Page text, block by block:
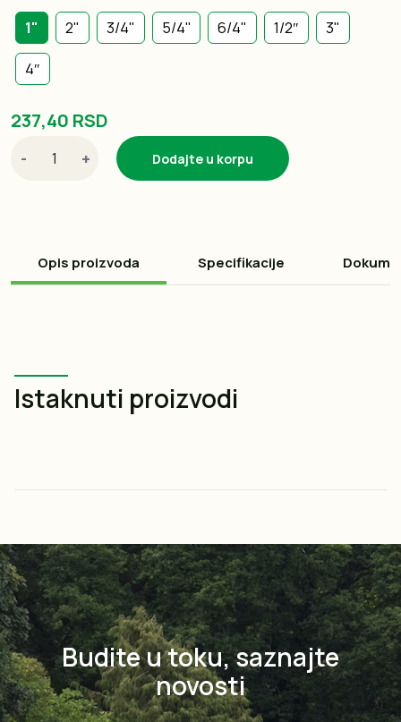
1" 2" 3/4" 5/4'' 6/4" 1/2″ 3"
4″
237,40 RSD
- + Dodajte u korpu
Opis proizvoda Specifikacije
Istaknuti proizvodi
Budite u toku, saznajte
novosti